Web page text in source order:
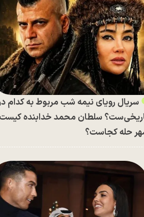
سریال رویای نیمه شب مربوط به کدام
سلطان محمد خدابنده
حله کجاست؟